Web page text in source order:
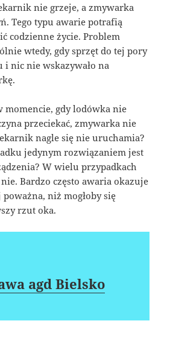
nie grzeje, a zmywarka
Tego typu awarie potrafią
codzienne życie. Problem
wtedy, gdy sprzęt do tej pory
i nic nie wskazywało na
momencie, gdy lodówka nie
przeciekać, zmywarka nie
nagle się nie uruchamia?
jedynym rozwiązaniem jest
W wielu przypadkach
Bardzo często awaria okazuje
niż mogłoby się
rzut oka.
agd Bielsko